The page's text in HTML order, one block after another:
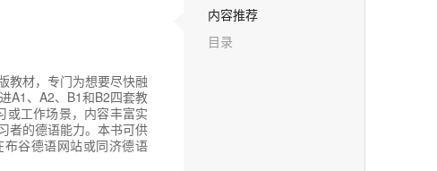
教材，专门为想要尽快融
A1、A2、B1和B2四套教
或工作场景，内容丰富实
者的德语能力。本书可供
谷德语网站或同济德语
内容推荐
目录